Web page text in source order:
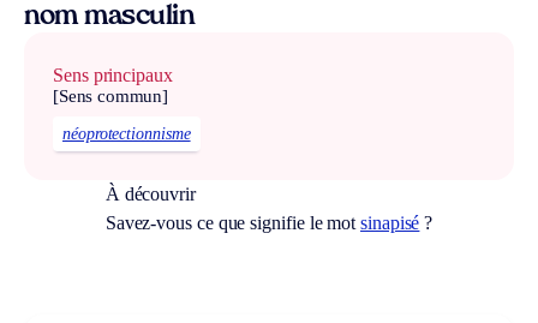
nom masculin
Sens principaux
[Sens commun]
néoprotectionnisme
À découvrir
Savez-vous ce que signifie le motsinapisé ?